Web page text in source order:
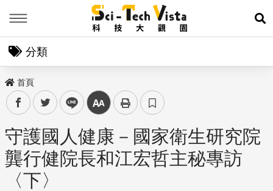
展
分類
首頁
facebooktwitter line 中
守護國人健康－國家衛生研究院
龔行健院長和江宏哲主秘專訪
〈下〉